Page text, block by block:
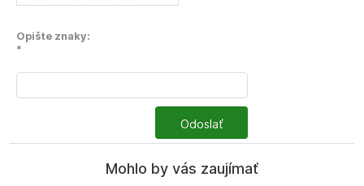
Opište znaky:
*
Odoslať
Mohlo by vás zaujímať